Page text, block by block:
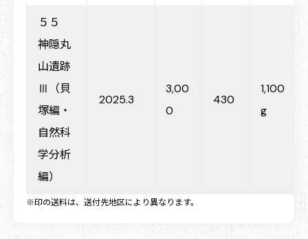
５５
神隠丸
山遺跡
Ⅲ（貝
塚編・
自然科
学分析
編）
2025.3
3,00
0
430
1,100
g
※印の送料は、送付先地区により異なります。